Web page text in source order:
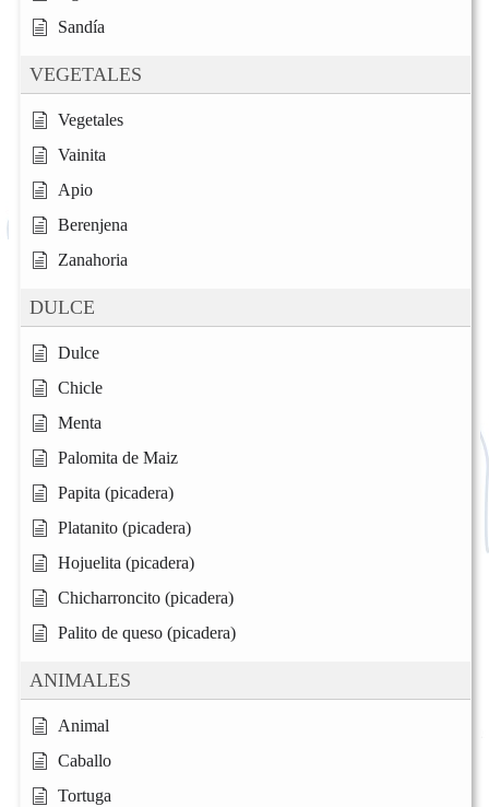
Sandía
VEGETALES
Vegetales
Vainita
Apio
Berenjena
Zanahoria
DULCE
Dulce
Chicle
Menta
Palomita de Maiz
Papita (picadera)
Platanito (picadera)
Hojuelita (picadera)
Chicharroncito (picadera)
Palito de queso (picadera)
ANIMALES
Animal
Caballo
Tortuga